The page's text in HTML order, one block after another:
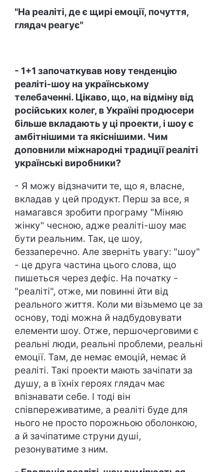
"На реаліті, де є щирі емоції, почуття,
глядач реагує"
- 1+1 започаткував нову тенденцію
реаліті-шоу на українському
телебаченні. Цікаво, що, на відміну від
російських колег, в Україні продюсери
більше вкладають у ці проекти, і шоу є
амбітнішими та якіснішими. Чим
доповнили міжнародні традиції реаліті
українські виробники?
- Я можу відзначити те, що я, власне,
вкладав у цей продукт. Перш за все, я
намагався зробити програму "Міняю
жінку" чесною, адже реаліті-шоу має
бути реальним. Так, це шоу,
беззаперечно. Але зверніть увагу: "шоу"
- це друга частина цього слова, що
пишеться через дефіс. На початку -
"реаліті", отже, ми повинні йти від
реального життя. Коли ми візьмемо це за
основу, тоді можна й надбудовувати
елементи шоу. Отже, першочерговими є
реальні люди, реальні проблеми, реальні
емоції. Там, де немає емоцій, немає й
реаліті. Такі проекти мають зачіпати за
душу, а в їхніх героях глядач має
впізнавати себе. І тоді він
співпереживатиме, а реаліті буде для
нього не просто порожньою оболонкою,
а й зачіпатиме струни душі,
резонуватиме з ним.